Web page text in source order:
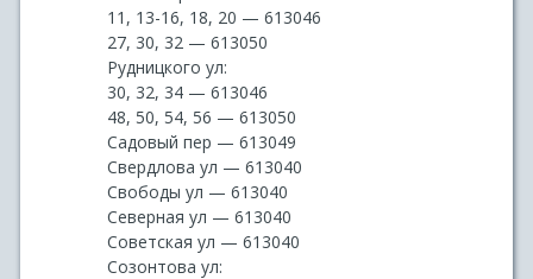
11, 13-16, 18, 20 — 613046
27, 30, 32 — 613050
Рудницкого ул:
30, 32, 34 — 613046
48, 50, 54, 56 — 613050
Садовый пер — 613049
Свердлова ул — 613040
Свободы ул — 613040
Северная ул — 613040
Советская ул — 613040
Созонтова ул: